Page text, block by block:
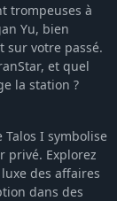
trompeuses à
Yu, bien
sur votre passé.
et quel
la station ?
I symbolise
privé. Explorez
des affaires
dans des